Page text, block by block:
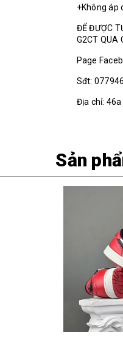
+Không áp
ĐỂ ĐƯỢC
G2CT QUA
Page
Sđt:
Địa chỉ: 46a
Sản